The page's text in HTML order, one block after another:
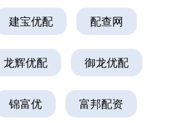
建宝优配 配查网
龙辉优配 御龙优配
锦富优 富邦配资